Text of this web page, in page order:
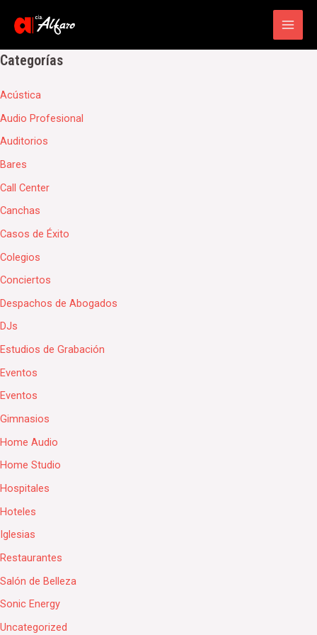
Main
Categorías
Acústica
Audio Profesional
Auditorios
Bares
Call Center
Canchas
Casos de Éxito
Colegios
Conciertos
Despachos de Abogados
DJs
Estudios de Grabación
Eventos
Eventos
Gimnasios
Home Audio
Home Studio
Hospitales
Hoteles
Iglesias
Restaurantes
Salón de Belleza
Sonic Energy
Uncategorized